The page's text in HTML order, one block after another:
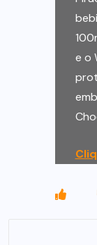
e o